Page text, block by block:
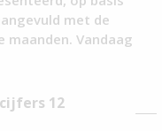
met de
Vandaag
12